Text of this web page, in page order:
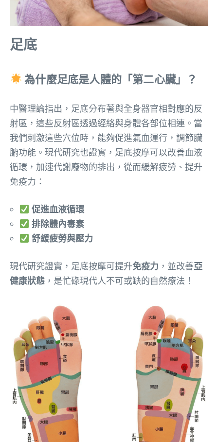
足底
為什麼足底是人體的「第二心臟」？
中醫理論指出，足底分布著與全身器官相對應的反
射區，這些反射區透過經絡與身體各部位相連。當
我們刺激這些穴位時，能夠促進氣血運行，調節臟
腑功能。現代研究也證實，足底按摩可以改善血液
循環，加速代謝廢物的排出，從而緩解疲勞、提升
免疫力：
促進血液循環
排除體內毒素
舒緩疲勞與壓力
現代研究證實，足底按摩可提升免疫力 ，並改善亞
健康狀態 ，是忙碌現代人不可或缺的自然療法！